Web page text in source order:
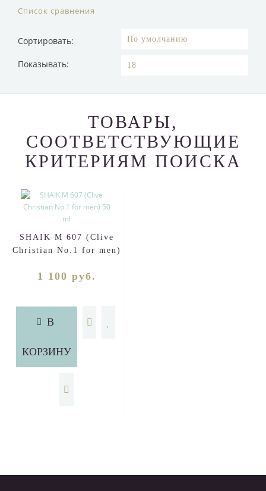
Список сравнения
Сортировать:
Показывать:
ТОВАРЫ,
СООТВЕТСТВУЮЩИЕ
КРИТЕРИЯМ ПОИСКА
SHAIK M 607 (Clive
Christian No.1 for men)
1 100 руб.
В
КОРЗИНУ